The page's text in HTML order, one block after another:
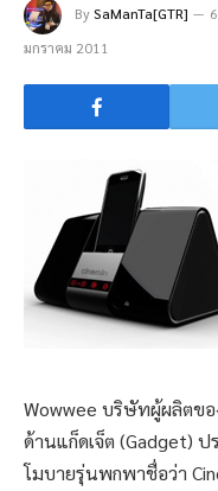
BySaManTa[GTR]
มกราคม 2011
Wowwee บริษัทผู้ผลิตข
ด้านแก็ดเจ็ต (Gadget)
โมบายรุ่นพกพาชื่อว่า